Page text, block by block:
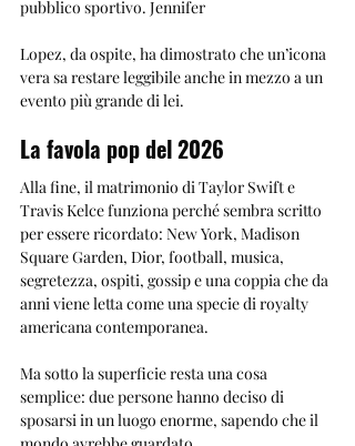
pubblico sportivo. Jennifer
Lopez, da ospite, ha dimostrato che un’icona
vera sa restare leggibile anche in mezzo a un
evento più grande di lei.
La favola pop del 2026
Alla fine, il matrimonio di Taylor Swift e
Travis Kelce funziona perché sembra scritto
per essere ricordato: New York, Madison
Square Garden, Dior, football, musica,
segretezza, ospiti, gossip e una coppia che da
anni viene letta come una specie di royalty
americana contemporanea.
Ma sotto la superficie resta una cosa
semplice: due persone hanno deciso di
sposarsi in un luogo enorme, sapendo che il